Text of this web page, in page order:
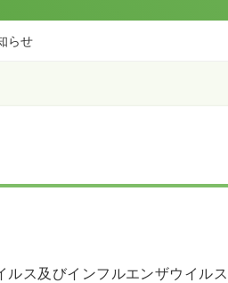
らせ
ス及びインフルエンザウイルス